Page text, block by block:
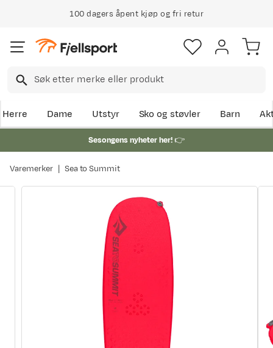
100 dagers åpent kjøp og fri retur
Herre Dame Utstyr Sko og støvler Barn
Sesongens nyheter her!👉
Varemerker Sea to Summit